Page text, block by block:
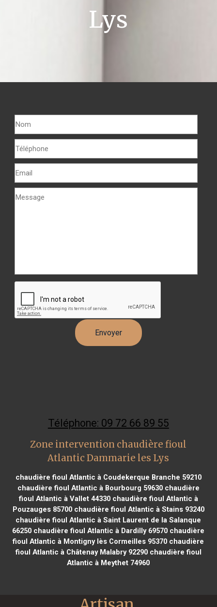
Lys
Téléphone: 09 72 66 89 55
Zone intervention chaudière fioul
Atlantic Dammarie les Lys
chaudière fioul Atlantic à Coudekerque Branche 59210
chaudière fioul Atlantic à Bourbourg 59630chaudière
fioul Atlantic à Vallet 44330chaudière fioul Atlantic à
Pouzauges 85700chaudière fioul Atlantic à Stains 93240
chaudière fioul Atlantic à Saint Laurent de la Salanque
66250 chaudière fioul Atlantic à Dardilly 69570 chaudière
fioul Atlantic à Montigny lès Cormeilles 95370 chaudière
fioul Atlantic à Châtenay Malabry 92290chaudière fioul
Atlantic à Meythet 74960